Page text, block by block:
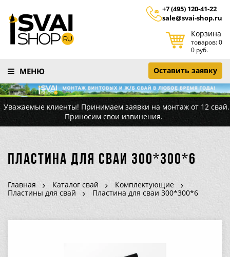
+7 (495) 120-41-22
sale@svai-shop.ru
Корзина
товаров: 0
0 руб.
МЕНЮ Оставить заявку
Уважаемые клиенты! Принимаем заявки на монтаж от 12 свай.
Приносим свои извинения.
Пластина для сваи 300*300*6
Главная Каталог свай
Комплектующие
Пластины для свай
Пластина для сваи 300*300*6